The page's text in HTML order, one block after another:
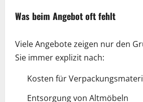
Was beim Angebot oft fehlt
Viele Angebote zeigen nur den
Sie immer explizit nach:
Kosten für
Entsorgung von Altmöbeln